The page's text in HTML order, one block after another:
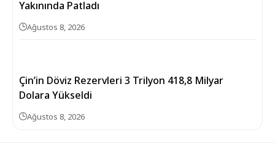
Yakınında Patladı
Ağustos 8, 2026
Çin’in Döviz Rezervleri 3 Trilyon 418,8 Milyar
Dolara Yükseldi
Ağustos 8, 2026